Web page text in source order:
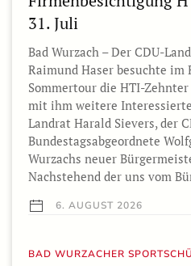
31. Juli
Bad Wurzach – Der CDU-
Raimund Haser besuchte im
Sommertour die HTI-
mit ihm weitere
Landrat Harald Sievers, der
Bundestagsabgeordnete
Wurzachs neuer
Nachstehend der uns vom
6. AUGUST 2026
BAD WURZACHER